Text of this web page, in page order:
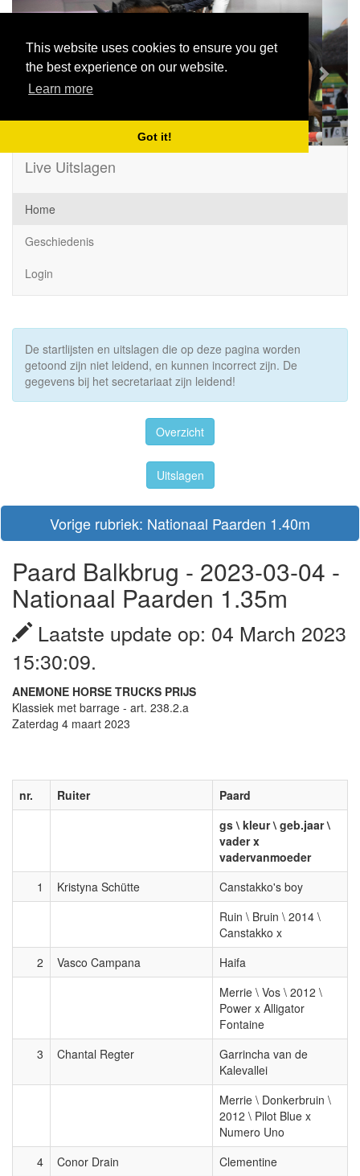
This website uses cookies to ensure you get
the best experience on our website.
Learn more
Got it!
Previous Next
Live Uitslagen
Home
Geschiedenis
Login
De startlijsten en uitslagen die op deze pagina worden
getoond zijn niet leidend, en kunnen incorrect zijn. De
gegevens bij het secretariaat zijn leidend!
Overzicht
Uitslagen
Vorige rubriek: Nationaal Paarden 1.40m
Paard Balkbrug - 2023-03-04 -
Nationaal Paarden 1.35m
Laatste update op: 04 March 2023
15:30:09.
ANEMONE HORSE TRUCKS PRIJS
Klassiek met barrage - art. 238.2.a
Zaterdag 4 maart 2023
nr. Ruiter
Paard
gs \ kleur \ geb.jaar \
vader x
vadervanmoeder
1
Kristyna Schütte
Canstakko's boy
Ruin \ Bruin \ 2014 \
Canstakko x
2
Vasco Campana
Haifa
Merrie \ Vos \ 2012 \
Power x Alligator
Fontaine
3
Chantal Regter
Garrincha van de
Kalevallei
Merrie \ Donkerbruin \
2012 \ Pilot Blue x
Numero Uno
4
Conor Drain
Clementine